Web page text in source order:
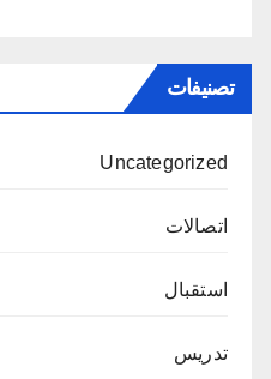
تصنيفات
Uncategorized
اتصالات
استقبال
تدريس